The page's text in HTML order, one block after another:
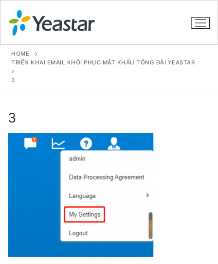
Tổng đài VoIP Yeastar S412
Tổng đài VoIP Yeastar S50
Tổng đài VoIP Yeastar S100
Tổng đài VoIP Yeastar S300
HOSTED PHONE SYSTEM
HOME
TRIỂN KHAI EMAIL KHÔI PHỤC MẬT KHẨU TỔNG ĐÀI YEASTAR
3
3